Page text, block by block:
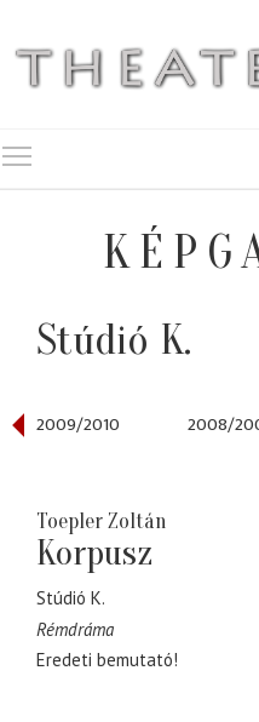
Stúdió K.
2009/2010 2008/
Toepler Zoltán
Korpusz
Stúdió K.
Rémdráma
Eredeti bemutató!